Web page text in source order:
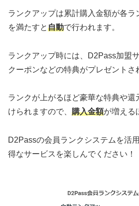
ランクアップは累計購入金額が各ラ
を満たすと自動で行われます。
ランクアップ時には、D2Pass加盟
クーポンなどの特典がプレゼントさ
ランクが上がるほど豪華な特典や還
けられますので、 購入金額が増える
D2Passの会員ランクシステムを活
得なサービスを楽しんでください！